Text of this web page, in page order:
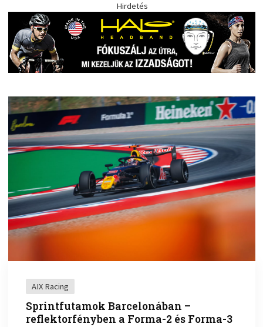
Hirdetés
AIX Racing
Sprintfutamok Barcelonában –
reflektorfényben a Forma-2 és Forma-3